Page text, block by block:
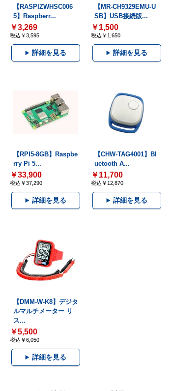
【RASPIZWHSC006
5】Raspberr...
￥3,269
税込￥3,595
詳細を見る
【MR-CH9329EMU-U
SB】USB接続版...
￥1,500
税込￥1,650
詳細を見る
【RPI5-8GB】Raspbe
rry Pi 5...
￥33,900
税込￥37,290
詳細を見る
【CHW-TAG4001】Bl
uetooth A...
￥11,700
税込￥12,870
詳細を見る
【DMM-W-K8】デジタ
ルマルチメーター リ
ス...
￥5,500
税込￥6,050
詳細を見る